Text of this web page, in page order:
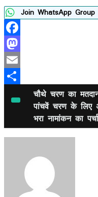
Join WhatsApp Group
Facebook
Mastodon
Email
चौथे चरण का
पांचवें चरण के
भरा नामांकन का